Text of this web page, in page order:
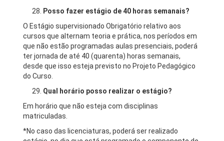
Posso fazer estágio de 40 horas semanais?
O Estágio supervisionado Obrigatório relativo aos
cursos que alternam teoria e prática, nos períodos em
que não estão programadas aulas presenciais, poderá
ter jornada de até 40 (quarenta) horas semanais,
desde que isso esteja previsto no Projeto Pedagógico
do Curso.
Qual horário posso realizar o estágio?
Em horário que não esteja com disciplinas
matriculadas.
*No caso das licenciaturas, poderá ser realizado